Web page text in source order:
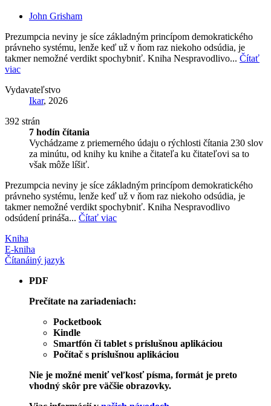
John Grisham
Prezumpcia neviny je síce základným princípom demokratického
právneho systému, lenže keď už v ňom raz niekoho odsúdia, je
takmer nemožné verdikt spochybniť. Kniha Nespravodlivo... Čítať
viac
Vydavateľstvo
Ikar, 2026
392 strán
7 hodín čítania
Vychádzame z priemerného údaju o rýchlosti čítania 230 slov
za minútu, od knihy ku knihe a čitateľa ku čitateľovi sa to
však môže líšiť.
Prezumpcia neviny je síce základným princípom demokratického
právneho systému, lenže keď už v ňom raz niekoho odsúdia, je
takmer nemožné verdikt spochybniť. Kniha Nespravodlivo
odsúdení prináša... Čítať viac
Kniha
E-kniha
Čítanáiný jazyk
PDF
Prečítate na zariadeniach:
Pocketbook
Kindle
Smartfón či tablet s príslušnou aplikáciou
Počítač s príslušnou aplikáciou
Nie je možné meniť veľkosť písma, formát je preto
vhodný skôr pre väčšie obrazovky.